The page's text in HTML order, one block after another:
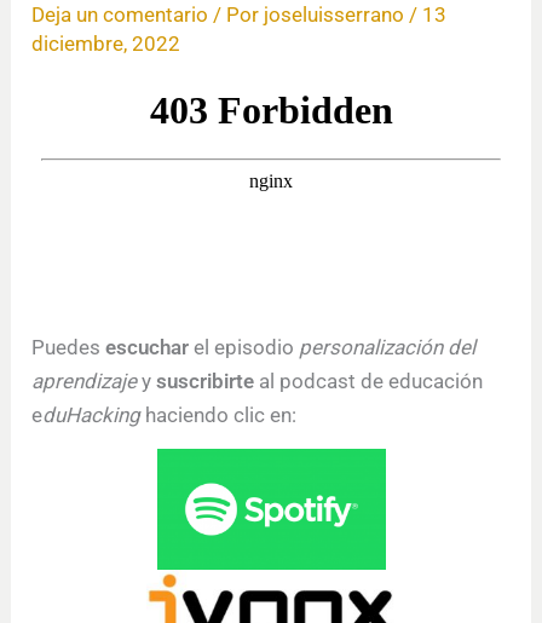
Deja un comentario / Por joseluisserrano / 13
diciembre, 2022
Puedes escucharel episodio personalización del
aprendizajey suscribirte al podcast de educación
eduHackinghaciendo clic en: